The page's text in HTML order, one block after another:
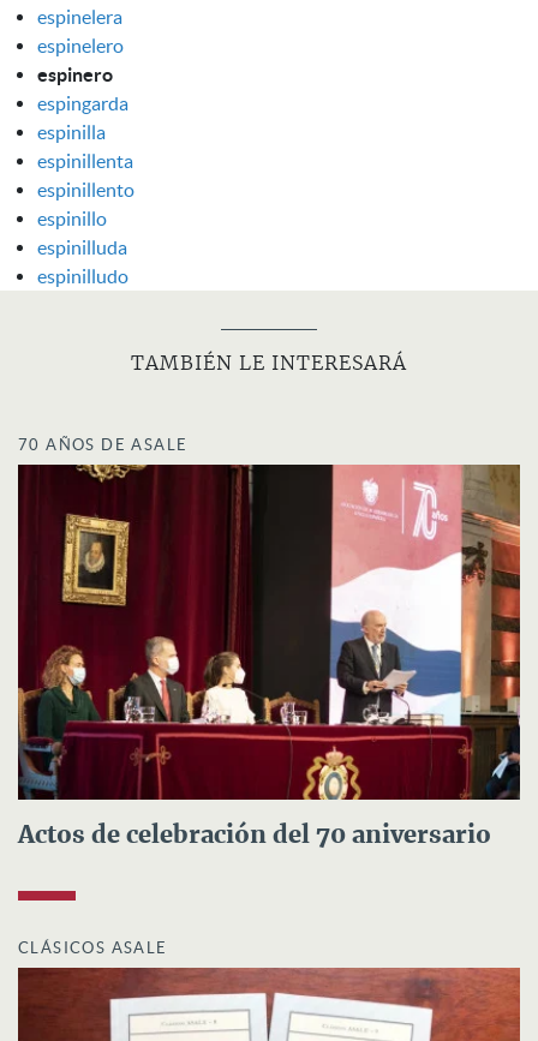
espinelera
espinelero
espinero
espingarda
espinilla
espinillenta
espinillento
espinillo
espinilluda
espinilludo
TAMBIÉN LE INTERESARÁ
70 AÑOS DE ASALE
Actos de celebración del 70 aniversario
CLÁSICOS ASALE